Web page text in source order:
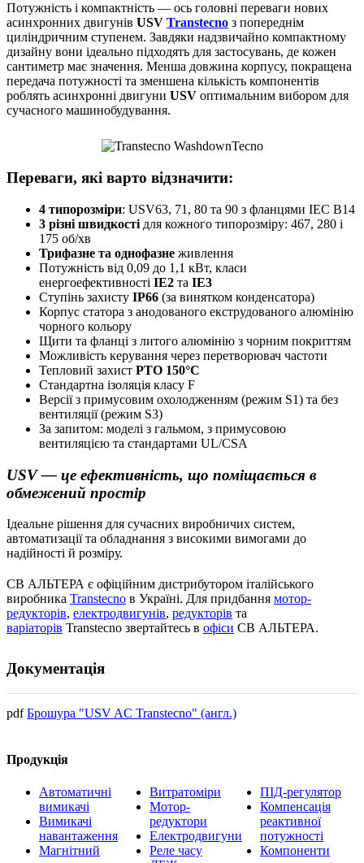
Потужність і компактність — ось головні переваги нових
асинхронних двигунів USV Transtecno з попереднім
циліндричним ступенем. Завдяки надзвичайно компактному
дизайну вони ідеально підходять для застосувань, де кожен
сантиметр має значення. Менша довжина корпусу, покращена
передача потужності та зменшена кількість компонентів
роблять асинхронні двигуни USV оптимальним вибором для
сучасного машинобудування.
Переваги, які варто відзначити:
4 типорозміри: USV63, 71, 80 та 90 з фланцями IEC B14
3 різні швидкості для кожного типорозміру: 467, 280 і
175 об/хв
Трифазне та однофазне живлення
Потужність від 0,09 до 1,1 кВт, класи
енергоефективності IE2 та IE3
Ступінь захисту IP66 (за винятком конденсатора)
Корпус статора з анодованого екструдованого алюмінію
чорного кольору
Щити та фланці з литого алюмінію з чорним покриттям
Можливість керування через перетворювач частоти
Тепловий захист PTO 150°C
Стандартна ізоляція класу F
Версії з примусовим охолодженням (режим S1) та без
вентиляції (режим S3)
За запитом: моделі з гальмом, з примусовою
вентиляцією та стандартами UL/CSA
USV — це ефективність, що поміщається в
обмежений простір
Ідеальне рішення для сучасних виробничих систем,
автоматизації та обладнання з високими вимогами до
надійності й розміру.
СВ АЛЬТЕРА є офіційним дистрибутором італійського
виробника Transtecno в Україні. Для придбання мотор-
редукторів, електродвигунів, редукторів та
варіаторів Transtecno звертайтесь в офіси СВ АЛЬТЕРА.
Документація
pdf Брошура "USV AC Transtecno" (англ.)
Продукція
Автоматичні
вимикачі
Вимикачі
навантаження
Магнітний
Витратоміри
Мотор-
редуктори
Електродвигуни
Реле часу
ПІД-регулятор
Компенсація
реактивної
потужності
Компоненти